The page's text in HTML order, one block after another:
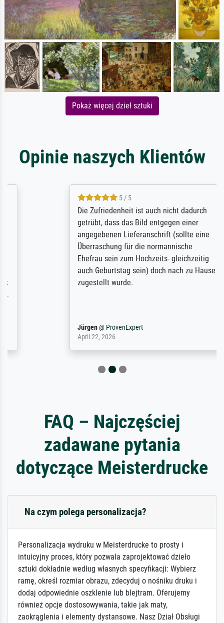
Pokaż więcej dzieł sztuki
Opinie naszych Klientów
5 / 5
Die Zufriedenheit ist auch nicht dadurch
getrübt, dass das Bild entgegen einer
angegebenen Lieferanschrift (sollte eine
Überraschung für die normannische
Ehefrau sein zum Hochzeits- gleichzeitig
auch Geburtstag sein) doch nach zu Hause
zugestellt wurde.
ProvenExpert
April 22, 2026
FAQ – Najczęściej
zadawane pytania
dotyczące Meisterdrucke
Na czym polega personalizacja?
Personalizacja wydruku w Meisterdrucke to prosty i
intuicyjny proces, który pozwala zaprojektować dzieło
sztuki dokładnie według własnych specyfikacji: Wybierz
ramę, określ rozmiar obrazu, zdecyduj o nośniku druku i
dodaj odpowiednie oszklenie lub blejtram. Oferujemy
również opcje dostosowywania, takie jak maty,
zaokrąglenia i elementy dystansowe. Nasz Dział Obsługi